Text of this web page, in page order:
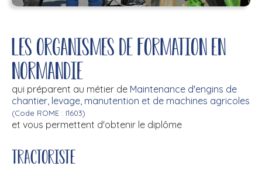
Les organismes de formation en
Normandie
qui préparent au métier de Maintenance d'engins de
chantier, levage, manutention et de machines agricoles
(Code ROME : I1603)
et vous permettent d'obtenir le diplôme
Tractoriste